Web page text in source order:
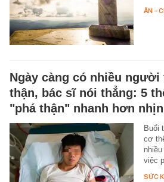
ĂN -
Ngày càng có nhiều
thận, bác sĩ nói thẳng: 5
"phá thận" nhanh hơn
Buổi
cơ
việc
SỨC